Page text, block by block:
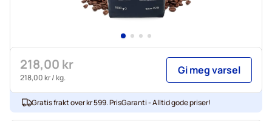
218,00 kr
218,00 kr/ kg.
Gi meg varsel
Gratis frakt over kr 599. PrisGaranti - Alltid gode priser!